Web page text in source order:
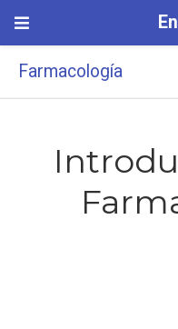
Farmacología